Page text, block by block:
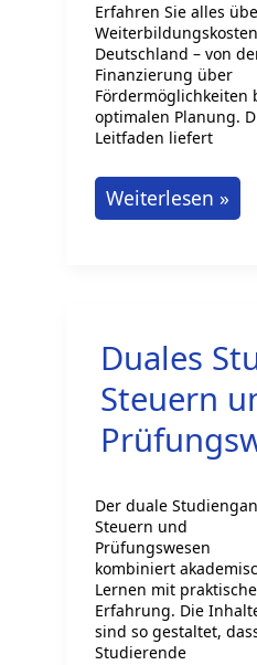
Erfahren Sie alles
Deutschland – von
Finanzierung über
Fördermöglichkeiten
optimalen Planung.
Leitfaden liefert
Alles
über
und
Leitfaden
Weiterlesen »
Duales
Steuern
Der duale
Steuern und
Prüfungswesen
kombiniert
Lernen mit
Erfahrung. Die
sind so gestaltet,
Studierende